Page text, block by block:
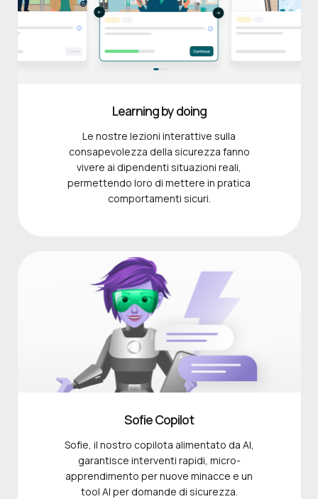
Learning by doing
Le nostre lezioni interattive sulla
consapevolezza della sicurezza fanno
vivere ai dipendenti situazioni reali,
permettendo loro di mettere in pratica
comportamenti sicuri.
Sofie Copilot
Sofie, il nostro copilota alimentato da AI,
garantisce interventi rapidi, micro-
apprendimento per nuove minacce e un
tool AI per domande di sicurezza.